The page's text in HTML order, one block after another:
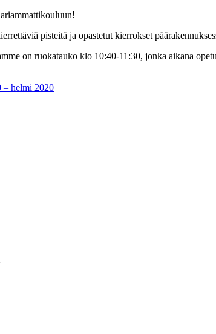
pisteitä ja opastetut kierrokset
on ruokatauko klo 10:40-11:30, jonka aikana
– helmi 2020